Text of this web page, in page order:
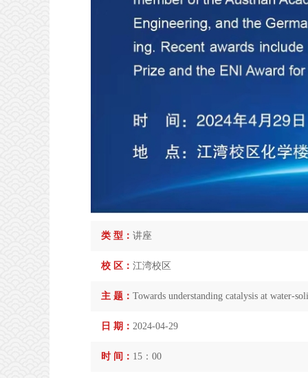
类 型： 讲座
校 区： 江湾校区
主 题： Towards understanding catalysis at water-
日 期： 2024-04-29
时 间： 15：00